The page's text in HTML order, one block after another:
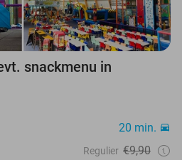
snackmenu in
20 min.
Regulier €9,90